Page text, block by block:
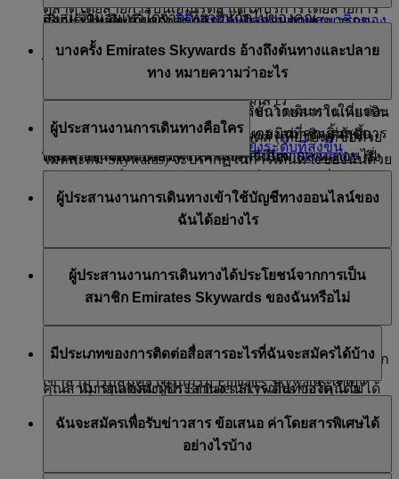
สถานะไมล์สะสมของสมาชิกได้เพียงพอ คุณสามารถดู
สถานภาพสมาชิกของคุณ และตรวจสอบจำนวนสถานะ
ไมล์สะสมของสมาชิกที่ต้องใช้เพื่อเลื่อนระดับได้ที่หน้า
การเลื่อนไปยังระดับที่สูงขึ้น
คุณ
สะสมจำนวนเท่าใดจากเที่ยวบินถัดไปของคุณ
เรียนรู้เพิ่มเติมเกี่ยวกับสถานภาพของสมาชิกของ Emirates
เรียนรู้เพิ่มเติมเกี่ยวกับวิธีการรักษาสถานภาพสมาชิกของ
ตลาดโดยสายการบินเอมิเรตส์ แต่ให้บริการโดยสายการ
หากคุณต้องการรักษาสถานภาพสมาชิกของคุณหรือ
ค่าโดยสารของคุณขึ้นหรืออัปเกรดชั้นโดยสารในเที่ยวบิน
ถัดไปเพื่อให้ได้รับสถานะไมล์สะสมของสมาชิกมากขึ้น
และคุณอาจจะต้องสมัครแพ็กเกจพรีเมียมSkywards+ซึ่ง
เวลาการเป็นสมาชิกของคุณ
ทางของคุณที่กำลังจะมาถึงกับสายการบินเอมิเรตส์เท่านั้น
หากคุณมีการจองกับสายการบิน flydubai คุณจะต้องเข้าสู่
ระบบที่ flydubai.com เพื่อดูข้อมูลดังกล่าว
การจองรางวัลกับสายการบินเอมิเรตส์ (เที่ยวบินที่ซื้อด้วย
ไมล์สะสม Skywards) จะปรากฏในการเดินทางของฉันด้วย
และเข้าสู่ระบบด้วยนามสกุลและหมายเลขอ้างอิงการจอง
ข้อมูลเที่ยวบินของสายการบินเอมิเรตส์อาจไม่แสดงใน
การเดินทางของฉัน ในกรณีที่:
ชื่อหรือนามสกุลที่ป้อนในเวลาที่จอง ไม่ตรงกับชื่อ
ในบัญชี Emirates Skywards ของคุณ เช่น ‘Will’
หมายเลขสมาชิก Emirates Skywards ของคุณไม่ได้
เกี่ยวข้องกับการจองนี้ หากต้องการอัปเดตข้อมูลนี้
โปรดเพิ่มหมายเลขสมาชิก Emirates Skywards ของ
คุณในหน้าจัดการการจองของคุณ
บางครั้ง Emirates Skywards อ้างถึงต้นทางและปลาย
ทาง หมายความว่าอะไร
ต้นทางของคุณคือสนามบินที่คุณเริ่มการเดินทางในแต่ละ
เที่ยว และปลายทางของคุณก็คือสนามบินที่คุณสิ้นสุดการ
เดินทางในแต่ละเที่ยว ดังนั้น เมื่อคุณบินจากลอนดอนไป
และปลายทางที่โอ๊คแลนด์ ในเที่ยวบินขากลับ ต้นทางจะ
อยู่ที่โอ๊คแลนด์และปลายทางอยู่ที่ลอนดอน จุดแวะพักไม่
ถือว่าเป็นปลายทาง
ผู้ประสานงานการเดินทางคือใคร
สมาชิก Emirates Skywards สามารถแต่งตั้งให้จัดการเรื่อง
ต่าง ๆ ในบัญชีแทนพวกเขาได้ ผู้ประสานงานการเดินทาง
ที่ได้รับการแต่งตั้งจะสามารถ:
เข้าถึงและขอรับข้อมูลจากบัญชีของสมาชิก
ขอรับรางวัลให้กับสมาชิก
แก้ไขข้อมูลบัญชีใด ๆ ที่เกี่ยวกับสถานภาพการเป็น
สมาชิก Emirates Skywards ของพวกเขา
คุณสามารถแต่งตั้งผู้ประสานงานการเดินทางได้ โดย
ศูนย์บริการติดต่อของเอมิเรตส์
emirates.com และส่งแบบฟอร์มผ่านหน้า นี้
สำหรับข้อมูลเพิ่มเติมเกี่ยวกับข้อกำหนดและเงื่อนไขใน
ผู้ประสานงานการเดินทางเข้าใช้บัญชีทางออนไลน์ของ
ฉันได้อย่างไร
บัญชีทางออนไลน์ของคุณได้ เว้นแต่ว่าคุณได้แบ่งปัน
ข้อมูลบัญชีของคุณกับผู้ประสานงานการเดินทาง
ผู้ประสานงานการเดินทางได้ประโยชน์จากการเป็น
สมาชิก Emirates Skywards ของฉันหรือไม่
การเป็นสมาชิกใด ๆ จากบัญชีของคุณ อย่างไรก็ตาม พวก
เขาสามารถสมัครโปรแกรม Emirates Skywards ได้เอง
มีประเภทของการติดต่อสื่อสารอะไรที่ฉันจะสมัครได้บ้าง
ข่าวสารและข้อเสนอของสายการบินเอมิเรตส์
ฉันจะสมัครเพื่อรับข่าวสาร ข้อเสนอ ค่าโดยสารพิเศษได้
อย่างไรบ้าง